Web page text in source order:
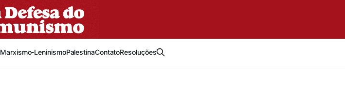
Marxismo-LeninismoPalestinaContatoResoluções